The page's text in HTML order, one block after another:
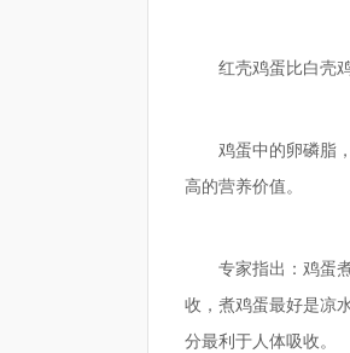
红壳鸡蛋比白壳
鸡蛋中的卵磷脂
高的营养价值。
专家指出：鸡蛋
收，煮鸡蛋最好是凉
分最利于人体吸收。